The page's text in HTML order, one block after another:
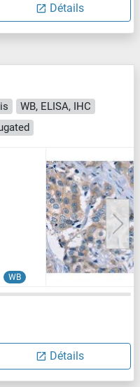
Détails
WB, ELISA, IHC
WB
Détails